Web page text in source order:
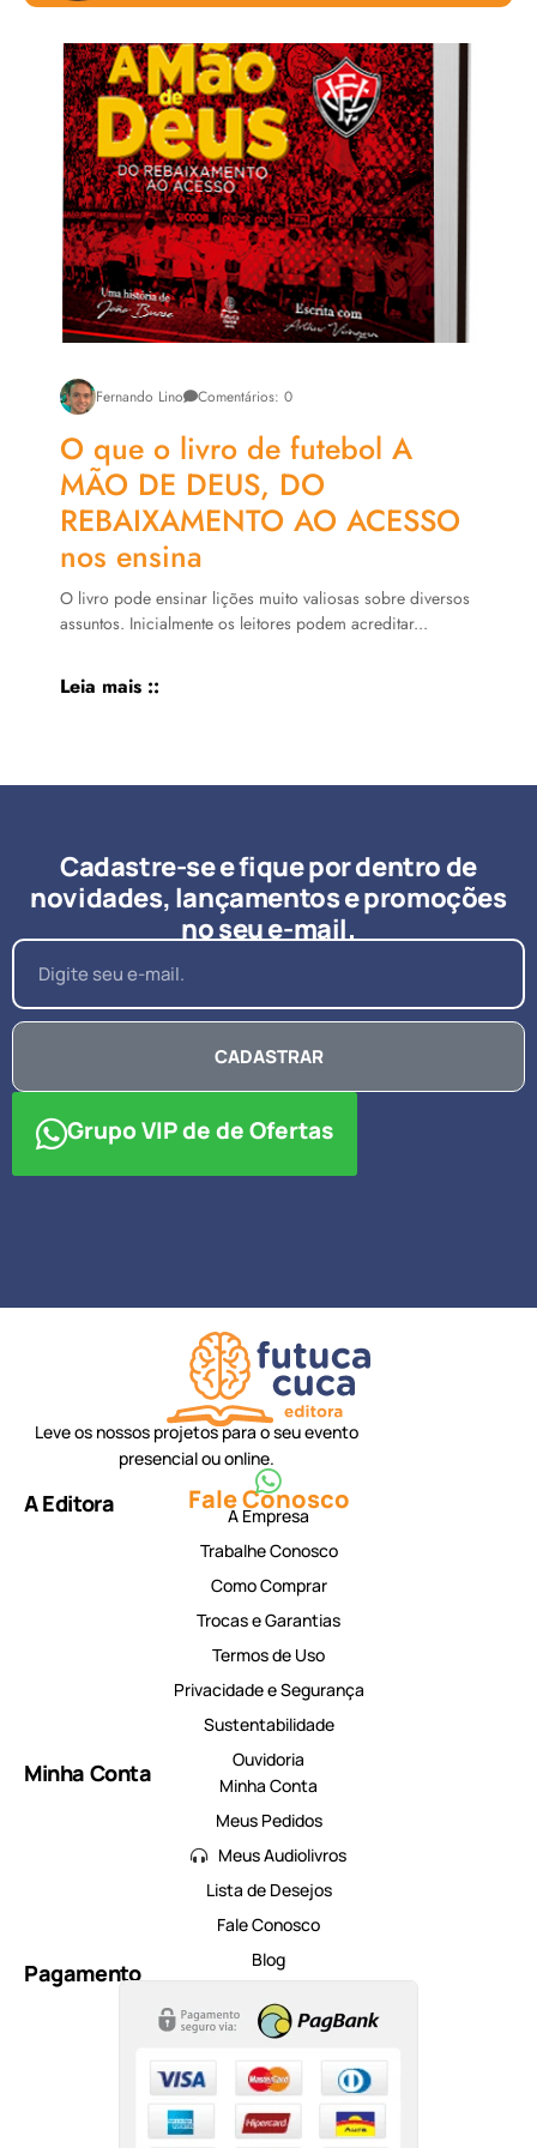
Livro Tenório e a Cidade Flutuante
Roteiro de um Estelionato Amoroso
Chefs Prestige
Fernando Lino Comentários: 0
O que o livro de futebol A
MÃO DE DEUS, DO
REBAIXAMENTO AO ACESSO
nos ensina
O livro pode ensinar lições muito valiosas sobre diversos
assuntos. Inicialmente os leitores podem acreditar...
Leia mais ::
Cadastre-se e fique por dentro de
novidades, lançamentos e promoções
no seu e-mail.
CADASTRAR
Grupo VIP de de Ofertas
Leve os nossos projetos para o seu evento
presencial ou online.
Fale Conosco
A Editora
A Empresa
Trabalhe Conosco
Como Comprar
Trocas e Garantias
Termos de Uso
Privacidade e Segurança
Sustentabilidade
Ouvidoria
Minha Conta
Minha Conta
Meus Pedidos
Meus Audiolivros
Lista de Desejos
Fale Conosco
Blog
Pagamento